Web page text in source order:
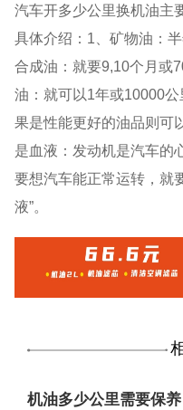
汽车开多少公里换机油主
具体介绍：1、矿物油：
合成油：就要9,10个月或
油：就可以1年或10000
果是性能更好的油品则可
是血液：发动机是汽车的
要想汽车能正常运转，就
液”。
机油多少公里需要保养